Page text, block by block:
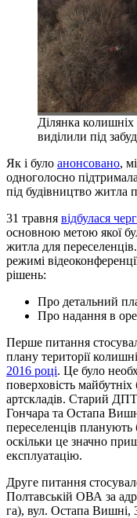
Ділянка
виділили під
Як і було анонсовано,
одноголосно
під будівництво житла
31 травня відбулася
основною метою якої
житла для
режимі
рішень:
Про детальний
Про надання в
Перше питання
плану території
2016 році. Це було
поверховість майбутніх
артскладів. Старий
Гончара та Остапа
переселенців
оскільки це значно
експлуатацію.
Друге питання
Полтавській ОВА за
га), вул. Остапа Вишні,